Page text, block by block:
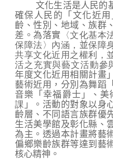
便
民
服
務
行
政
公
開
資
訊
網
文化生活是人民的
確保人民的「文化近
齡、性別、地域、族群
差。 為落實 〈文化基本
保障法〉內涵， 並保障
共享文化近用之權利，
活之充實與藝文活動參
年度文化近用相關計畫
藝術近用 ，分別為舞蹈 「
音樂
「幸福爵士」 、美
課 」
。活動的對象以身
齡層、不同語言族群優
生活美學館及彰化縣 、
為主 。透過本計畫將藝
偏鄉樂齡族群等達到藝
核心精神。